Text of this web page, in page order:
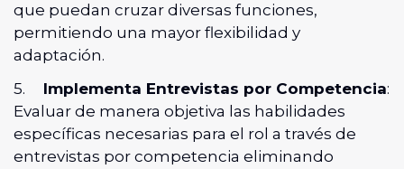
que puedan cruzar diversas funciones,
permitiendo una mayor flexibilidad y
adaptación.
5. Implementa Entrevistas por Competencia:
Evaluar de manera objetiva las habilidades
específicas necesarias para el rol a través de
entrevistas por competencia eliminando